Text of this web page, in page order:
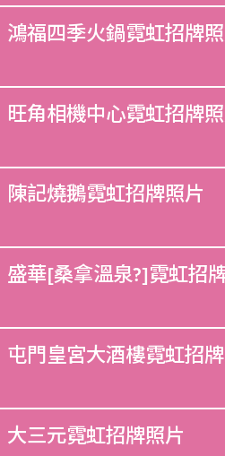
鴻福四季火鍋霓虹招牌
旺角相機中心霓虹招牌
陳記燒鵝霓虹招牌照片
盛華[桑拿溫泉?]霓虹招
屯門皇宮大酒樓霓虹招
大三元霓虹招牌照片